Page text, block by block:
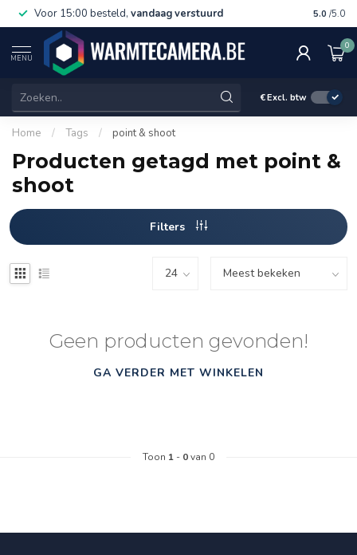
Voor 15:00 besteld, vandaag verstuurd Gratis
5.0 /5.0
MENU
0
€Excl. btw
Home / Tags / point & shoot
Producten getagd met point &
shoot
Filters
Geen producten gevonden!
GA VERDER MET WINKELEN
Toon 1 - 0van 0